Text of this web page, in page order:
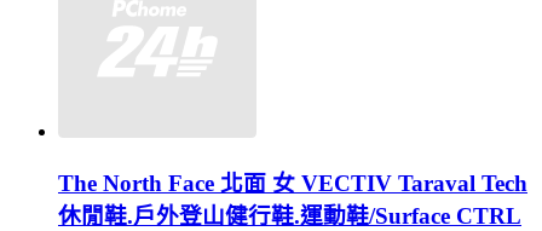
The North Face 北面 女 VECTIV Taraval Tech
休閒鞋.戶外登山健行鞋.運動鞋/Surface CTRL